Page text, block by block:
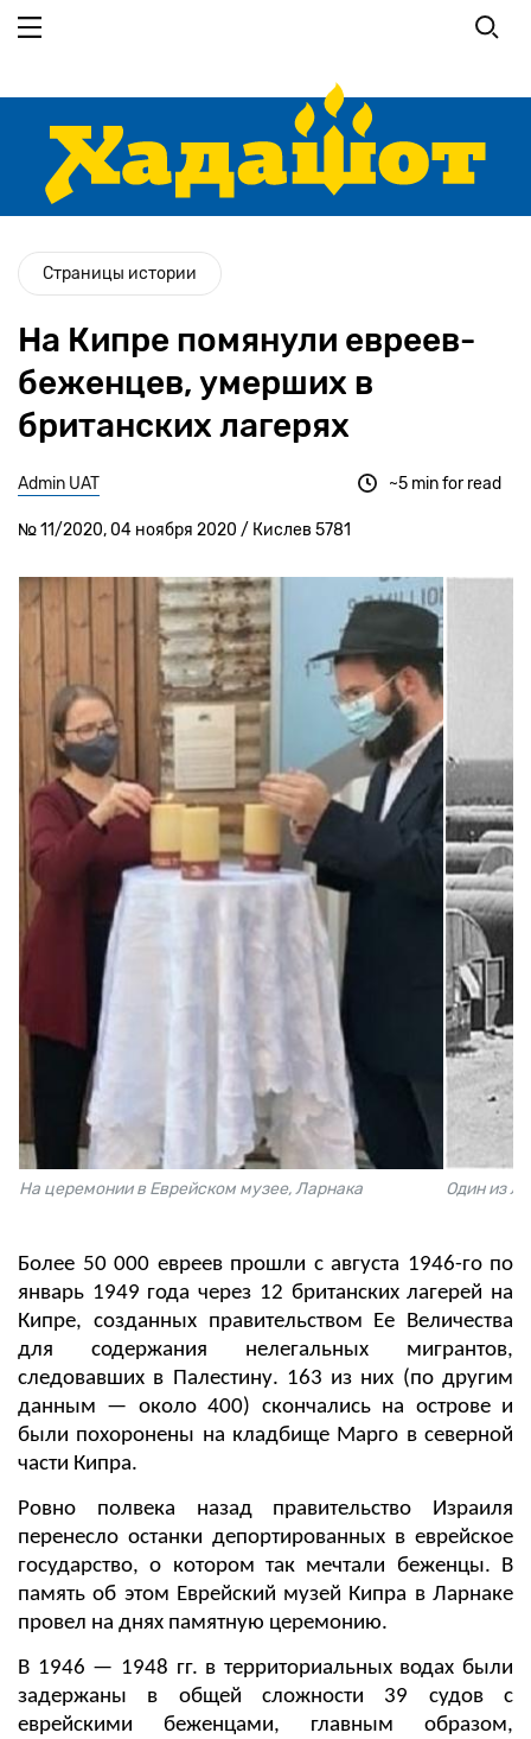
Страницы истории
На Кипре помянули евреев-
беженцев, умерших в
британских лагерях
Admin UAT
№ 11/2020, 04 ноября 2020 / Кислев 5781
~5 min for read
На церемонии в Еврейском музее, Ларнака Один из
Более 50 000 евреев прошли с августа 1946-го по
январь 1949 года через 12 британских лагерей на
Кипре, созданных правительством Ее Величества
для содержания нелегальных мигрантов,
следовавших в Палестину. 163 из них (по другим
данным — около 400) скончались на острове и
были похоронены на кладбище Марго в северной
части Кипра.
Ровно полвека назад правительство Израиля
перенесло останки депортированных в еврейское
государство, о котором так мечтали беженцы. В
память об этом Еврейский музей Кипра в Ларнаке
провел на днях памятную церемонию.
В 1946 — 1948 гг. в территориальных водах были
задержаны в общей сложности 39 судов с
еврейскими беженцами, главным образом,